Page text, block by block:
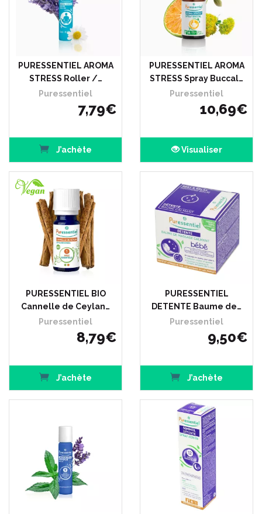
PURESSENTIEL AROMA
STRESS Roller /…
Puressentiel
7,79€
J’achète
PURESSENTIEL AROMA
STRESS Spray Buccal…
Puressentiel
10,69€
Visualiser
PURESSENTIEL BIO
Cannelle de Ceylan…
Puressentiel
8,79€
J’achète
PURESSENTIEL
DETENTE Baume de…
Puressentiel
9,50€
J’achète